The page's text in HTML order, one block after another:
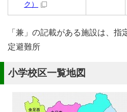
ク）
「兼」の記載がある施設は、
定避難所
小学校区一覧地図